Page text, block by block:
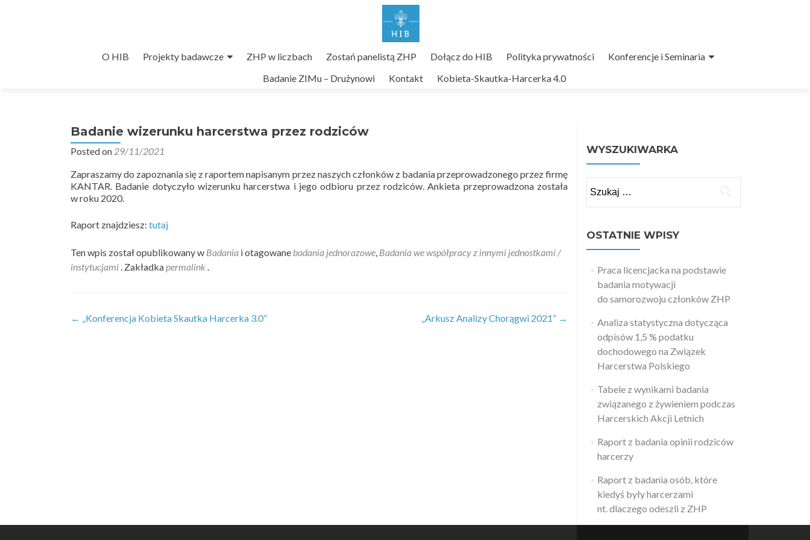
O HIB Projekty badawcze ZHP w liczbach Zostań panelistą ZHP Dołącz do HIB Polityka prywatności
Konferencje i Seminaria
Badanie ZIMu – Drużynowi
Kontakt Kobieta-Skautka-Harcerka 4.0
Badanie wizerunku harcerstwa przez rodziców
Posted on 29/11/2021
Zapraszamy do zapoznania się z raportem napisanym przez naszych członków z badania przeprowadzonego przez firmę
KANTAR. Badanie dotyczyło wizerunku harcerstwa i jego odbioru przez rodziców. Ankieta przeprowadzona została
w roku 2020.
Raport znajdziesz: tutaj
Ten wpis został opublikowany w Badania i otagowane badania jednorazowe, Badania we współpracy z innymi jednostkami /
instytucjami . Zakładkapermalink .
Zobacz
← „Konferencja Kobieta Skautka Harcerka 3.0” „Arkusz Analizy Chorągwi 2021” →
WYSZUKIWARKA
OSTATNIE WPISY
Praca licencjacka na podstawie
badania motywacji
do samorozwoju członków ZHP
Analiza statystyczna dotycząca
odpisów 1,5 % podatku
dochodowego na Związek
Harcerstwa Polskiego
Tabele z wynikami badania
związanego z żywieniem podczas
Harcerskich Akcji Letnich
Raport z badania opinii rodziców
harcerzy
Raport z badania osób, które
kiedyś były harcerzami
nt. dlaczego odeszli z ZHP